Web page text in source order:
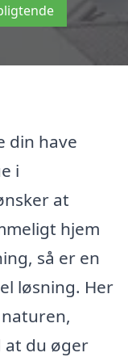
din have
i
at
hjem
så er en
løsning. Her
at du øger